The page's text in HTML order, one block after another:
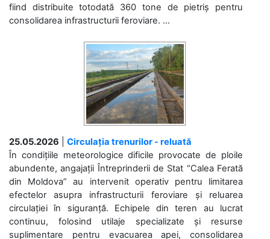
fiind distribuite totodată 360 tone de pietriș pentru
consolidarea infrastructurii feroviare. ...
25.05.2026
Circulația trenurilor - reluată
În condițiile meteorologice dificile provocate de ploile
abundente, angajații Întreprinderii de Stat “Calea Ferată
din Moldova” au intervenit operativ pentru limitarea
efectelor asupra infrastructurii feroviare și reluarea
circulației în siguranță. Echipele din teren au lucrat
continuu, folosind utilaje specializate și resurse
suplimentare pentru evacuarea apei, consolidarea